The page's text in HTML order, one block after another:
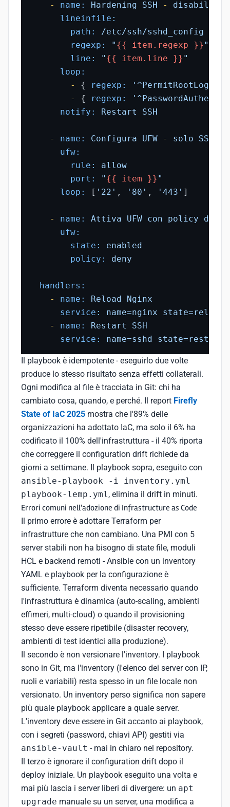
- name: Hardening SSH - disabilita
lineinfile:
path:
/etc/ssh/sshd_config
regexp:
" {{ item.regexp }} "
line:
" {{ item.line }} "
loop:
-
{ regexp: '^PermitRootLogin'
-
{ regexp:
notify:
Restart SSH
- name: Configura UFW - solo SSH,
ufw:
rule:
allow
port:
" {{ item }} "
loop:
[ '22' , '80' , '443' ]
- name: Attiva UFW con policy deny
ufw:
state:
enabled
policy:
deny
handlers:
-
name: Reload
Nginx
service:
name=nginx
-
name: Restart
SSH
service:
name=sshd
Il playbook è idempotente - eseguirlo due volte
produce lo stesso risultato senza effetti collaterali.
Ogni modifica al file è tracciata in Git: chi ha
cambiato cosa, quando, e perché. Il report Firefly
State of IaC 2025 mostra che l'89% delle
organizzazioni ha adottato IaC, ma solo il 6% ha
codificato il 100% dell'infrastruttura - il 40% riporta
che correggere il configuration drift richiede da
giorni a settimane. Il playbook sopra, eseguito con
ansible-playbook -i inventory.yml
playbook-lemp.yml, elimina il drift in minuti.
Errori comuni nell'adozione di Infrastructure as Code
Il primo errore è adottare Terraform per
infrastrutture che non cambiano. Una PMI con 5
server stabili non ha bisogno di state file, moduli
HCL e backend remoti - Ansible con un inventory
YAML e playbook per la configurazione è
sufficiente. Terraform diventa necessario quando
l'infrastruttura è dinamica (auto-scaling, ambienti
effimeri, multi-cloud) o quando il provisioning
stesso deve essere ripetibile (disaster recovery,
ambienti di test identici alla produzione).
Il secondo è non versionare l'inventory. I playbook
sono in Git, ma l'inventory (l'elenco dei server con IP,
ruoli e variabili) resta spesso in un file locale non
versionato. Un inventory perso significa non sapere
più quale playbook applicare a quale server.
L'inventory deve essere in Git accanto ai playbook,
con i segreti (password, chiavi API) gestiti via
ansible-vault - mai in chiaro nel repository.
Il terzo è ignorare il configuration drift dopo il
deploy iniziale. Un playbook eseguito una volta e
mai più lascia i server liberi di divergere: un apt
upgrade manuale su un server, una modifica a